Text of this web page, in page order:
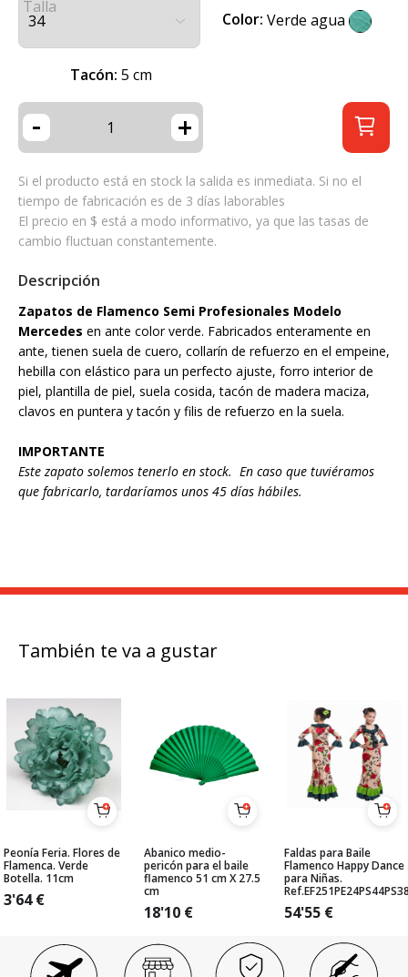
Talla
Color: Verde agua
Tacón: 5 cm
- +
Si el producto está en stock la salida es inmediata. Si no el
tiempo de fabricación es de 3 días laborables
El precio en $ está a modo informativo, ya que las tasas de
cambio fluctuan constantemente.
Descripción
Zapatos de Flamenco Semi Profesionales Modelo
Mercedes en ante color verde. Fabricados enteramente en
ante, tienen suela de cuero, collarín de refuerzo en el empeine,
hebilla con elástico para un perfecto ajuste, forro interior de
piel, plantilla de piel, suela cosida, tacón de madera maciza,
clavos en puntera y tacón y filis de refuerzo en la suela.
IMPORTANTE
Este zapato solemos tenerlo en stock. En caso que tuviéramos
que fabricarlo, tardaríamos unos 45 días hábiles.
También te va a gustar
Peonía Feria. Flores de
Flamenca. Verde
Botella. 11cm
3'64€
Abanico medio-
pericón para el baile
flamenco 51 cm X 27.5
cm
18'10 €
Faldas para Baile
Flamenco Happy Dance
para Niñas.
54'55 €